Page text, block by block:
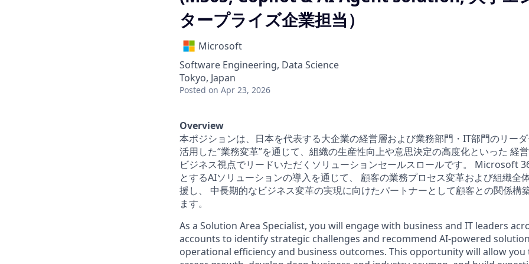
タープライズ企業担当）
Microsoft
Software Engineering, Data Science
Tokyo, Japan
Posted on Apr 23, 2026
Overview
本ポジションは、日本を代表する大企業の経営層および業務部門・IT部門のリー
活用した“業務変革”を通じて、組織の生産性向上や意思決定の高度化といった 経
ビジネス視点でリードいただくソリューションセールスロールです。 Microsoft
とするAIソリューションの導入を通じて、 顧客の業務プロセス変革および組織全
援し、 中長期的なビジネス変革の実現に向けたパートナーとして顧客との関係構
ます。
As a Solution Area Specialist, you will engage with business and IT leaders
accounts to identify strategic challenges and recommend AI-powered
operational efficiency and business outcomes. This opportunity will allow